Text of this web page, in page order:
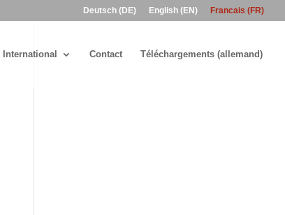
Deutsch (DE) English (EN) Francais (FR)
International Contact Téléchargements (allemand)